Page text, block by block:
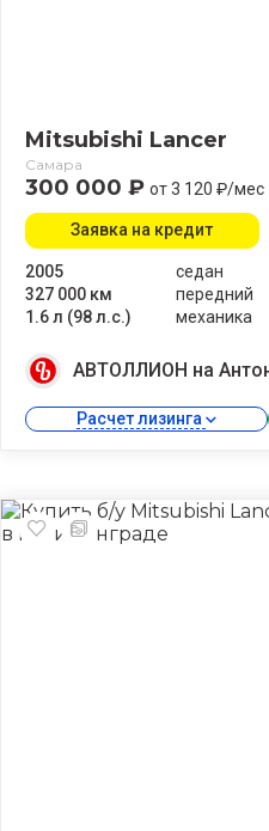
Mitsubishi Lancer
Самара
300 000 ₽ от 3 120 ₽/мес
2005
327 000 км
1.6 л (98 л.с.)
седан
передний
механика
Заявка на кредит
АВТОЛЛИОН на
Расчет лизинга